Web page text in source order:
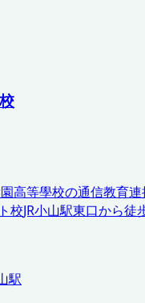
高等學校の通信教育
校JR小山駅東口から徒
駅